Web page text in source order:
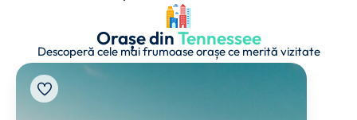
Orașe dinTennessee
Descoperă cele mai frumoase orașe ce merită vizitate